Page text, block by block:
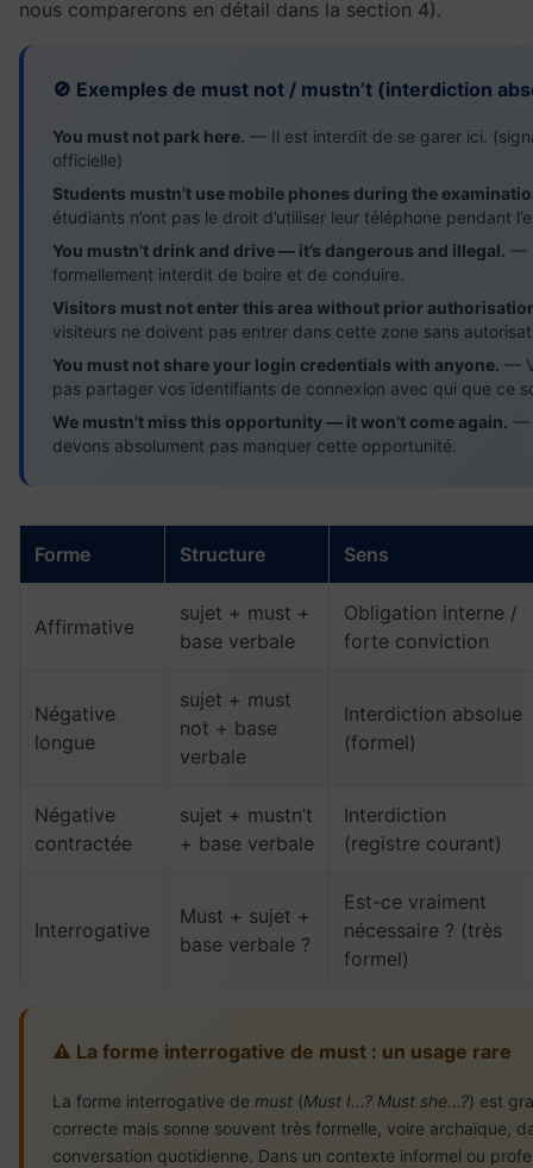
nous comparerons en détail dans la section 4).
🚫 Exemples de must not / mustn’t (interdiction
You must not park here. — Il est interdit de se garer ici.
officielle)
Students mustn’t use mobile phones during the
étudiants n’ont pas le droit d’utiliser leur téléphone pendant
You mustn’t drink and drive — it’s dangerous and illegal. —
formellement interdit de boire et de conduire.
Visitors must not enter this area without prior
visiteurs ne doivent pas entrer dans cette zone sans
You must not share your login credentials with anyone. —
pas partager vos identifiants de connexion avec qui que ce
We mustn’t miss this opportunity — it won’t come again. —
devons absolument pas manquer cette opportunité.
Forme Structure Sens
Affirmative
sujet + must +
base verbale
Obligation interne /
forte conviction
Négative
longue
sujet + must
not + base
verbale
Interdiction absolue
(formel)
Négative
contractée
sujet + mustn’t
+ base verbale
Interdiction
(registre courant)
Interrogative
Must + sujet +
base verbale ?
Est-ce vraiment
nécessaire ? (très
formel)
⚠️ La forme interrogative de must : un usage rare
La forme interrogative de must (Must I...? Must she...?) est
correcte mais sonne souvent très formelle, voire archaïque,
conversation quotidienne. Dans un contexte informel ou